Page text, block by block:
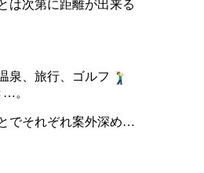
は次第に距離が出来る
泉、旅行、ゴルフ
…。
でそれぞれ案外深め…